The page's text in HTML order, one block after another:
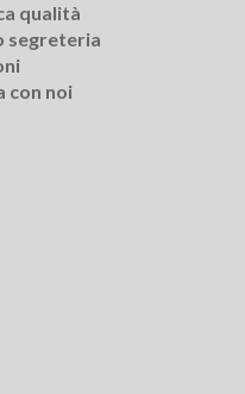
qualità
segreteria
con noi